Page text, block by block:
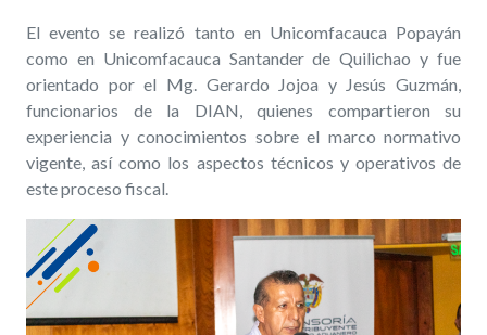
El evento se realizó tanto en Unicomfacauca Popayán
como en Unicomfacauca Santander de Quilichao y fue
orientado por el Mg. Gerardo Jojoa y Jesús Guzmán,
funcionarios de la DIAN, quienes compartieron su
experiencia y conocimientos sobre el marco normativo
vigente, así como los aspectos técnicos y operativos de
este proceso fiscal.